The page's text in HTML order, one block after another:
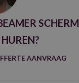
SCHERM
AANVRAAG